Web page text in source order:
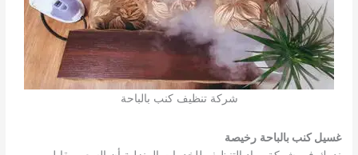
شركة تنظيف كنب بالباحة
غسيل كنب بالباحة رخيصة